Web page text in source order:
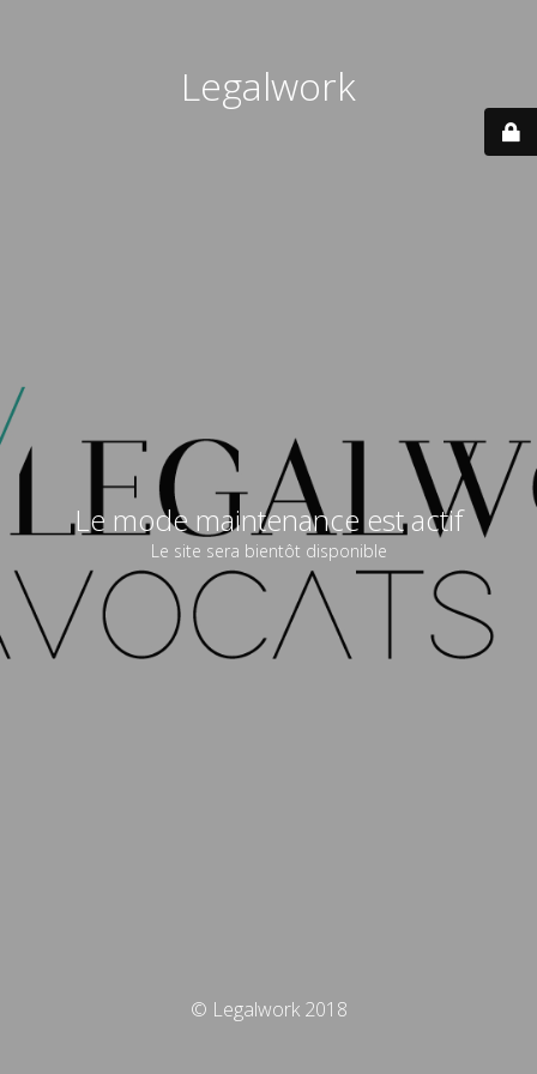
Legalwork
Le mode maintenance est actif
Le site sera bientôt disponible
© Legalwork 2018